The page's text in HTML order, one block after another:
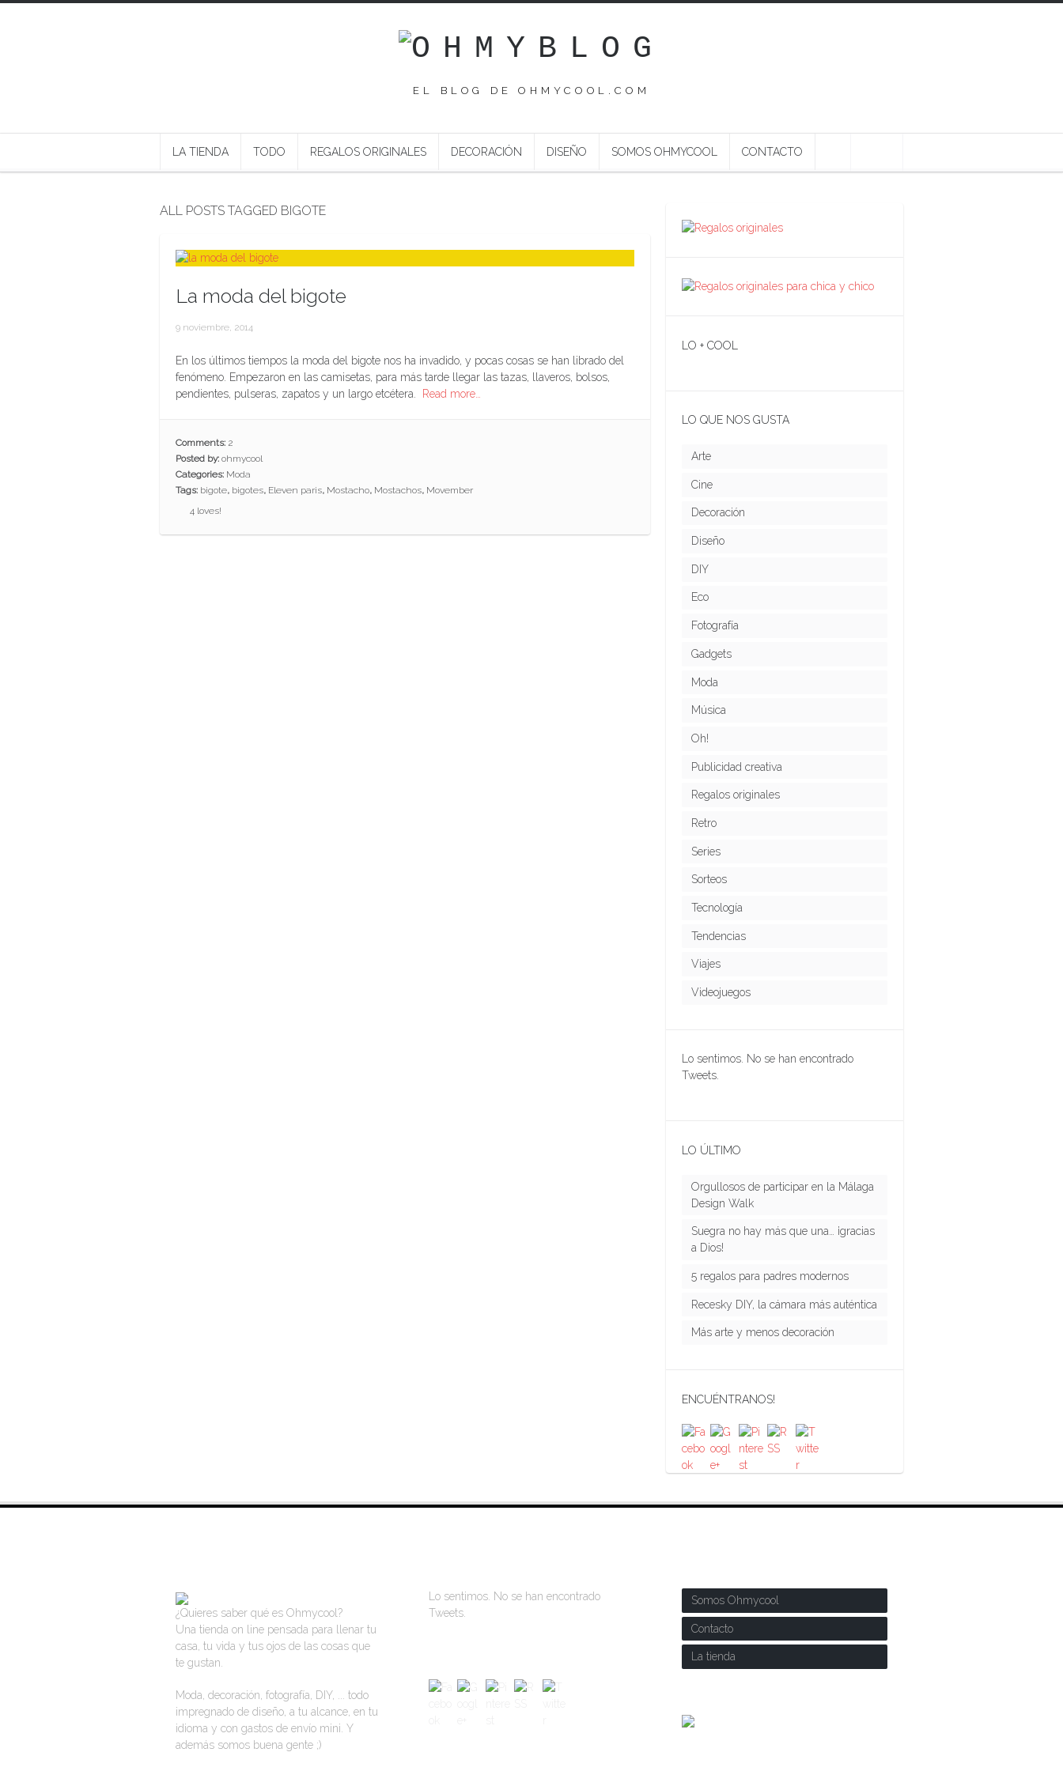
EL BLOG DE OHMYCOOL.COM
LA TIENDA TODO REGALOS ORIGINALES DECORACIÓN DISEÑO SOMOS OHMYCOOL CONTACTO
ALL POSTS TAGGED BIGOTE
La moda del bigote
9 noviembre, 2014
En los últimos tiempos la moda del bigote nos ha invadido, y pocas cosas se han librado del
fenómeno. Empezaron en las camisetas, para más tarde llegar las tazas, llaveros, bolsos,
pendientes, pulseras, zapatos y un largo etcétera.
Read more…
Comments: 2
Posted by: ohmycool
Categories: Moda
Tags: bigote, bigotes, Eleven paris, Mostacho, Mostachos, Movember
4 loves!
LO + COOL
LO QUE NOS GUSTA
Arte
Cine
Decoración
Diseño
DIY
Eco
Fotografía
Gadgets
Moda
Música
Oh!
Publicidad creativa
Regalos originales
Retro
Series
Sorteos
Tecnología
Tendencias
Viajes
Videojuegos
Lo sentimos. No se han encontrado
Tweets.
LO ÚLTIMO
Orgullosos de participar en la Málaga
Design Walk
Suegra no hay más que una… ¡gracias
a Dios!
5 regalos para padres modernos
Recesky DIY, la cámara más auténtica
Más arte y menos decoración
ENCUÉNTRANOS!
¿Quieres saber qué es Ohmycool?
Una tienda on line pensada para llenar tu
casa, tu vida y tus ojos de las cosas que
te gustan.
Moda, decoración, fotografía, DIY, ... todo
impregnado de diseño, a tu alcance, en tu
idioma y con gastos de envío mini. Y
además somos buena gente ;)
Lo sentimos. No se han encontrado
Tweets.
Somos Ohmycool
Contacto
La tienda